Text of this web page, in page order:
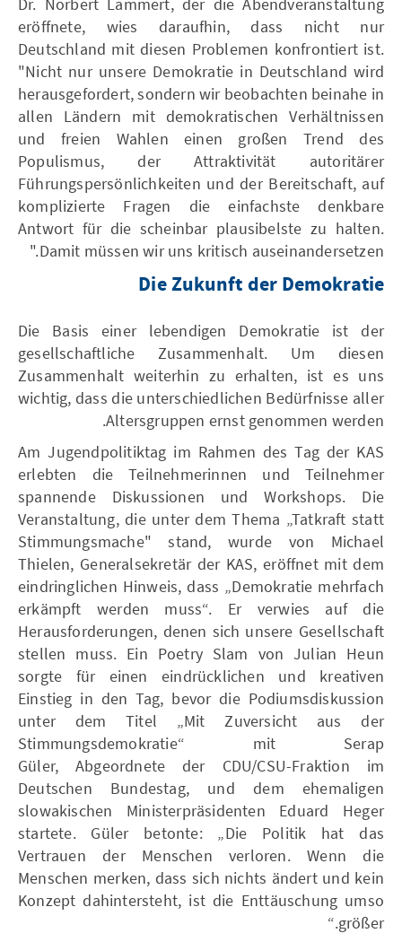
eröffnete, wies daraufhin, dass nicht nur
Deutschland mit diesen Problemen konfrontiert ist.
"Nicht nur unsere Demokratie in Deutschland wird
herausgefordert, sondern wir beobachten beinahe in
allen Ländern mit demokratischen Verhältnissen
und freien Wahlen einen großen Trend des
Populismus, der Attraktivität autoritärer
Führungspersönlichkeiten und der Bereitschaft, auf
komplizierte Fragen die einfachste denkbare
Antwort für die scheinbar plausibelste zu halten.
Damit müssen wir uns kritisch auseinandersetzen."
Die Zukunft der Demokratie
Die Basis einer lebendigen Demokratie ist der
gesellschaftliche Zusammenhalt. Um diesen
Zusammenhalt weiterhin zu erhalten, ist es uns
wichtig, dass die unterschiedlichen Bedürfnisse aller
Altersgruppen ernst genommen werden.
Am Jugendpolitiktag im Rahmen des Tag der KAS
erlebten die Teilnehmerinnen und Teilnehmer
spannende Diskussionen und Workshops. Die
Veranstaltung, die unter dem Thema „Tatkraft statt
Stimmungsmache" stand, wurde von Michael
Thielen, Generalsekretär der KAS, eröffnet mit dem
eindringlichen Hinweis, dass „Demokratie mehrfach
erkämpft werden muss“. Er verwies auf die
Herausforderungen, denen sich unsere Gesellschaft
stellen muss. Ein Poetry Slam von Julian Heun
sorgte für einen eindrücklichen und kreativen
Einstieg in den Tag, bevor die Podiumsdiskussion
unter dem Titel „Mit Zuversicht aus der
Stimmungsdemokratie“ mit Serap
Güler, Abgeordnete der CDU/CSU-Fraktion im
Deutschen Bundestag, und dem ehemaligen
slowakischen Ministerpräsidenten Eduard Heger
startete. Güler betonte: „Die Politik hat das
Vertrauen der Menschen verloren. Wenn die
Menschen merken, dass sich nichts ändert und kein
Konzept dahintersteht, ist die Enttäuschung umso
größer.“